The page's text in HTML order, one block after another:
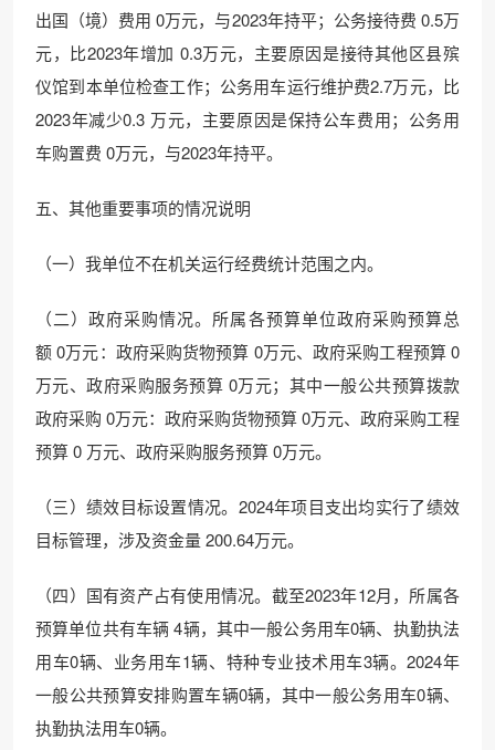
出国（境）费用 0万元，与2023年持平；公务接待费 0.5万
元，比2023年增加 0.3万元，主要原因是接待其他区县殡
仪馆到本单位检查工作；公务用车运行维护费2.7万元，比
2023年减少0.3 万元，主要原因是保持公车费用；公务用
车购置费 0万元，与2023年持平。
五、其他重要事项的情况说明
（一）我单位不在机关运行经费统计范围之内。
（二）政府采购情况。所属各预算单位政府采购预算总
额 0万元：政府采购货物预算 0万元、政府采购工程预算 0
万元、政府采购服务预算 0万元；其中一般公共预算拨款
政府采购 0万元：政府采购货物预算 0万元、政府采购工程
预算 0 万元、政府采购服务预算 0万元。
（三）绩效目标设置情况。2024年项目支出均实行了绩效
目标管理，涉及资金量 200.64万元。
（四）国有资产占有使用情况。截至2023年12月，所属各
预算单位共有车辆 4辆，其中一般公务用车0辆、执勤执法
用车0辆、业务用车1辆、特种专业技术用车3辆。2024年
一般公共预算安排购置车辆0辆，其中一般公务用车0辆、
执勤执法用车0辆。